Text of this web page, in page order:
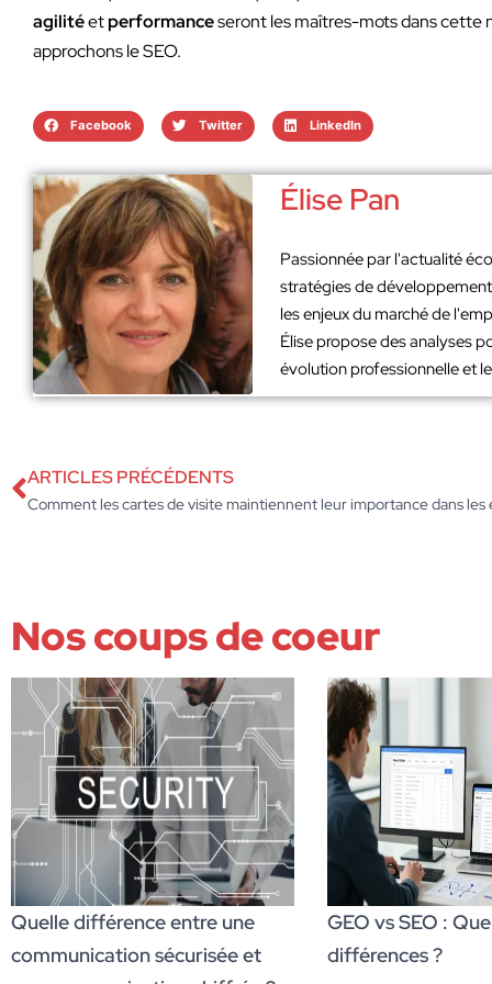
agilitéetperformanceseront les maîtres-mots dans cette
approchons le SEO.
Facebook Twitter LinkedIn
Élise Pan
Passionnée par l'actualité
stratégies de
les enjeux du marché de
Élise propose des analyses
évolution professionnelle et
ARTICLES PRÉCÉDENTS
Nos coups de coeur
Quelle différence entre une
communication sécurisée et
GEO vs SEO :
différences ?